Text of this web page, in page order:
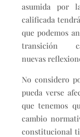
asumida por
calificada
que podemos
transición
nuevas
No considero
pueda verse
que tenemos
cambio
constitucional